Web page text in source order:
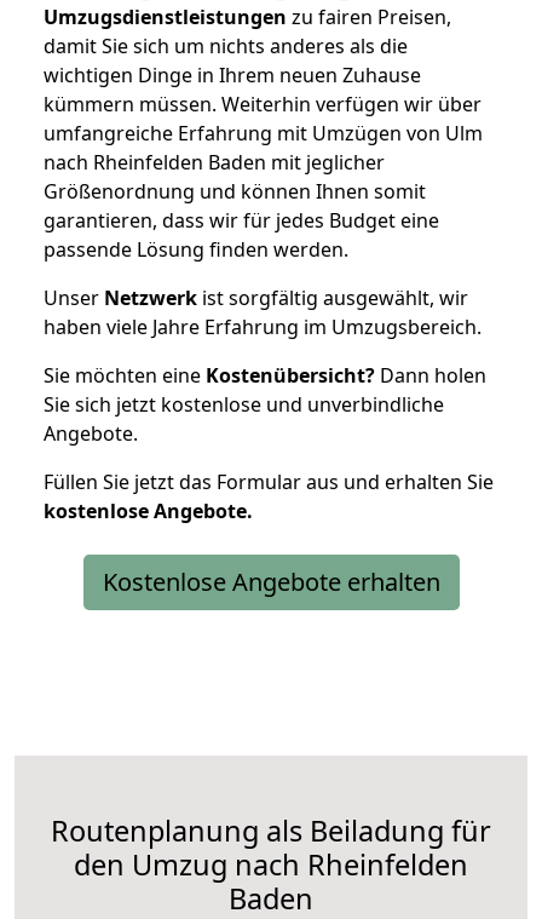
Umzugsdienstleistungen zu fairen Preisen,
damit Sie sich um nichts anderes als die
wichtigen Dinge in Ihrem neuen Zuhause
kümmern müssen. Weiterhin verfügen wir über
umfangreiche Erfahrung mit Umzügen von Ulm
nach Rheinfelden Baden mit jeglicher
Größenordnung und können Ihnen somit
garantieren, dass wir für jedes Budget eine
passende Lösung finden werden.
Unser Netzwerk ist sorgfältig ausgewählt, wir
haben viele Jahre Erfahrung im Umzugsbereich.
Sie möchten eine Kostenübersicht? Dann holen
Sie sich jetzt kostenlose und unverbindliche
Angebote.
Füllen Sie jetzt das Formular aus und erhalten Sie
kostenloseAngebote.
Kostenlose Angebote erhalten
Routenplanung als Beiladung für
den Umzug nach Rheinfelden
Baden